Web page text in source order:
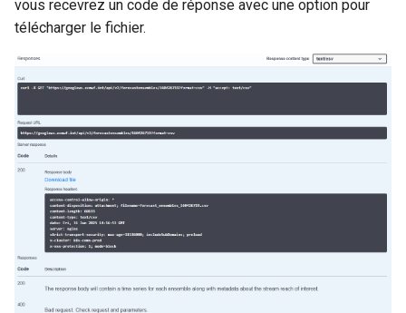
vous recevrez un code de réponse avec une option pour
télécharger le fichier.